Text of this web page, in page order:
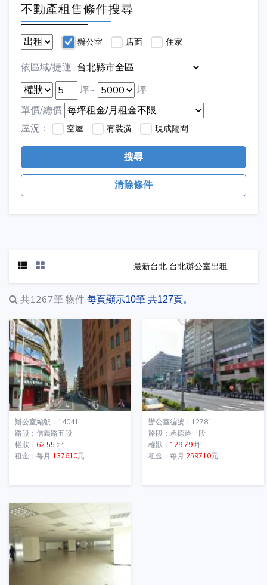
不動產租售條件搜尋
辦公室 店面 住家
依區域/捷運
坪~
坪
單價/總價
屋況：
空屋 有裝潢 現成隔間
搜尋
清除條件
最新台北 台北辦公室出租
共1267筆 物件 每頁顯示10筆 共127頁。
辦公室編號：14041
路段：信義路五段
權狀： 62.55 坪
租金：每月 137610元
辦公室編號：12781
路段：承德路一段
權狀： 129.79坪
租金：每月 259710元